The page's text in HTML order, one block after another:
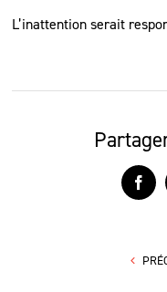
L’inattention serait